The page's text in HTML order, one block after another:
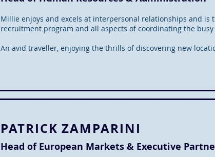
Millie enjoys and excels at interpersonal relationships and is
recruitment program and all aspects of coordinating the
An avid traveller, enjoying the thrills of discovering new
PATRICK ZAMPARINI
Head of European Markets & Executive